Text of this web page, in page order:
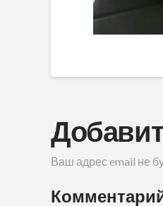
Ваш адрес email не